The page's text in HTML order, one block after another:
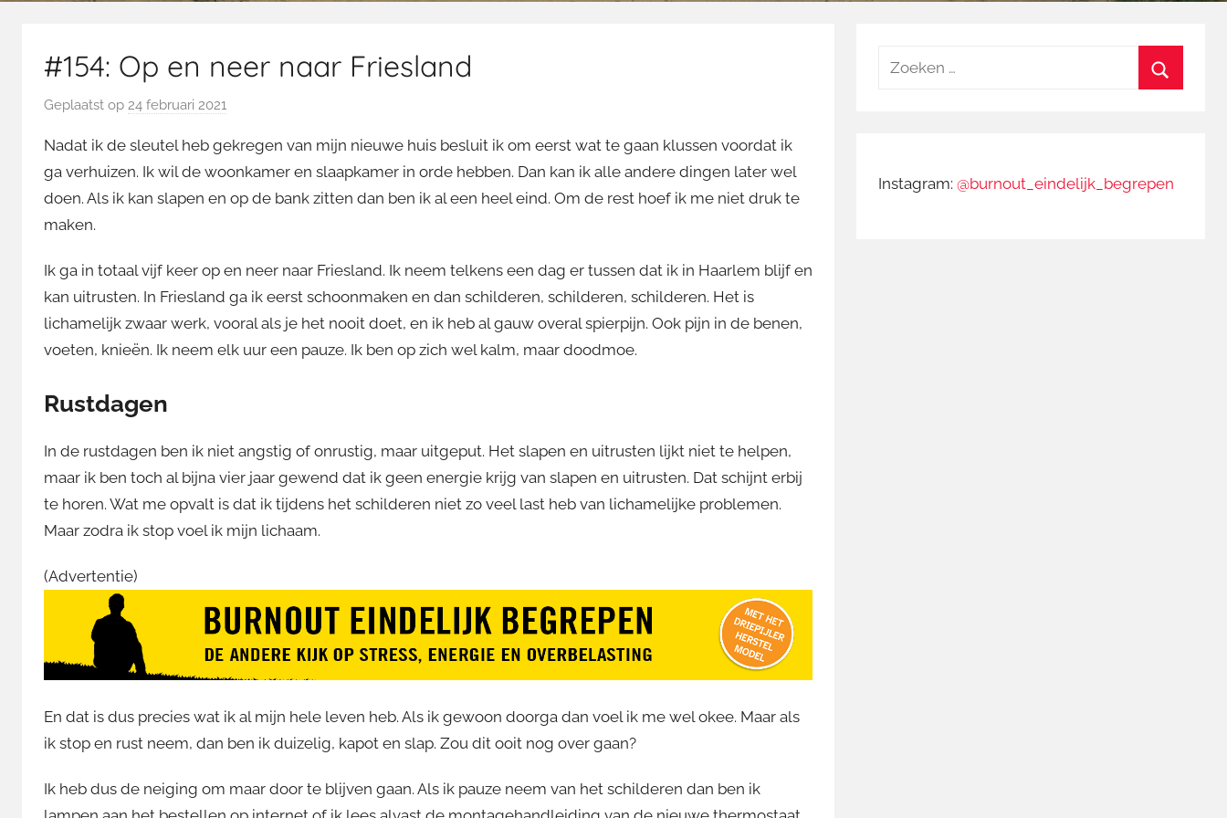
#154: Op en neer naar Friesland
Geplaatst op 24 februari 2021
o
r
M
t
n
Nadat ik de sleutel heb gekregen van mijn nieuwe huis besluit ik om eerst wat te gaan klussen voordat ik
ga verhuizen. Ik wil de woonkamer en slaapkamer in orde hebben. Dan kan ik alle andere dingen later wel
doen. Als ik kan slapen en op de bank zitten dan ben ik al een heel eind. Om de rest hoef ik me niet druk te
maken.
Ik ga in totaal vijf keer op en neer naar Friesland. Ik neem telkens een dag er tussen dat ik in Haarlem blijf en
kan uitrusten. In Friesland ga ik eerst schoonmaken en dan schilderen, schilderen, schilderen. Het is
lichamelijk zwaar werk, vooral als je het nooit doet, en ik heb al gauw overal spierpijn. Ook pijn in de benen,
voeten, knieën. Ik neem elk uur een pauze. Ik ben op zich wel kalm, maar doodmoe.
Rustdagen
In de rustdagen ben ik niet angstig of onrustig, maar uitgeput. Het slapen en uitrusten lijkt niet te helpen,
maar ik ben toch al bijna vier jaar gewend dat ik geen energie krijg van slapen en uitrusten. Dat schijnt erbij
te horen. Wat me opvalt is dat ik tijdens het schilderen niet zo veel last heb van lichamelijke problemen.
Maar zodra ik stop voel ik mijn lichaam.
(Advertentie)
En dat is dus precies wat ik al mijn hele leven heb. Als ik gewoon doorga dan voel ik me wel okee. Maar als
ik stop en rust neem, dan ben ik duizelig, kapot en slap. Zou dit ooit nog over gaan?
Ik heb dus de neiging om maar door te blijven gaan. Als ik pauze neem van het schilderen dan ben ik
Zoeken
Instagram:@burnout_eindelijk_begrepen